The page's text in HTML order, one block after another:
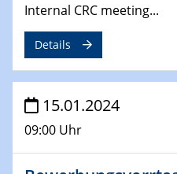
14.02.2024
"Lhyfe - Produzent
grünem und
Praxisfall, Projekt
SFB 247
Jahrestreffen
Internal CRC meeting...
Details
15.01.2024
09:00 Uhr